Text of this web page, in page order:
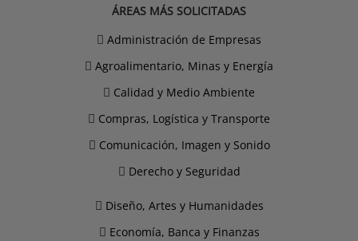
ÁREAS MÁS SOLICITADAS
Administración de Empresas
Agroalimentario, Minas y Energía
Calidad y Medio Ambiente
Compras, Logística y Transporte
Comunicación, Imagen y Sonido
Derecho y Seguridad
Diseño, Artes y Humanidades
Economía, Banca y Finanzas